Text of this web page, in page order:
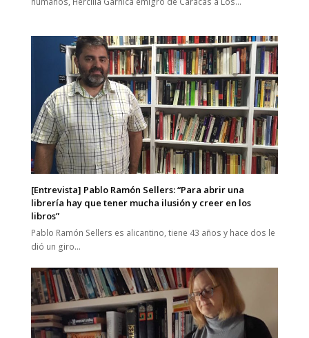
[Entrevista] Pablo Ramón Sellers: “Para abrir una
librería hay que tener mucha ilusión y creer en los
libros”
Pablo Ramón Sellers es alicantino, tiene 43 años y hace dos le
dió un giro…